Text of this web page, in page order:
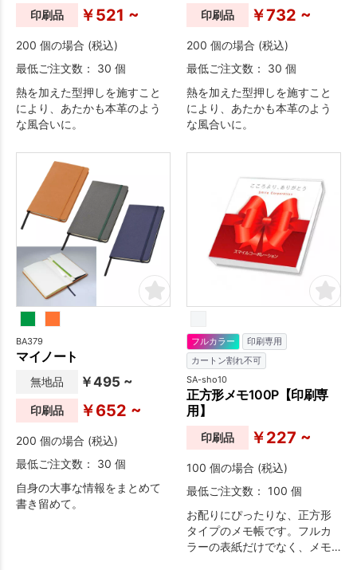
印刷品 ￥521 ~
200 個の場合 (税込)
最低ご注文数： 30 個
熱を加えた型押しを施すこと
により、あたかも本革のよう
な風合いに。
印刷品 ￥732 ~
200 個の場合 (税込)
最低ご注文数： 30 個
熱を加えた型押しを施すこと
により、あたかも本革のよう
な風合いに。
BA379
マイノート
無地品 ￥495 ~
印刷品 ￥652 ~
200 個の場合 (税込)
最低ご注文数： 30 個
自身の大事な情報をまとめて
書き留めて。
フルカラー
印刷専用
カートン割れ不可
SA-sho10
正方形メモ100P【印刷専
用】
印刷品 ￥227 ~
100 個の場合 (税込)
最低ご注文数： 100 個
お配りにぴったりな、正方形
タイプのメモ帳です。フルカ
ラーの表紙だけでなく、メモ